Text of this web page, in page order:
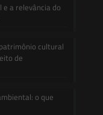
a relevância do
cultural
de
o que